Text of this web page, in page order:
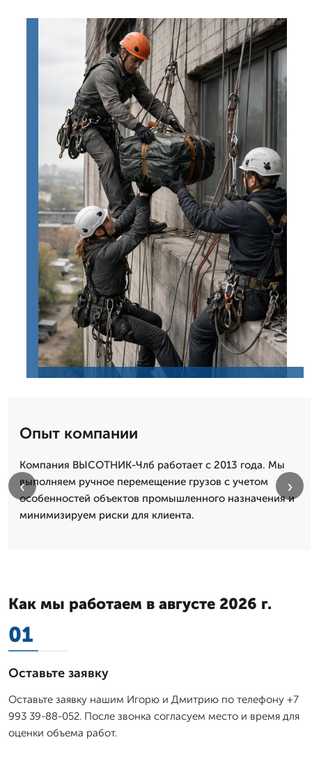
Опыт компании
Компания ВЫСОТНИК-Члб работает с 2013 года. Мы
выполняем ручное перемещение грузов с учетом
особенностей объектов промышленного назначения и
минимизируем риски для клиента.
‹ ›
Как мы работаем в августе 2026 г.
01
Оставьте заявку
Оставьте заявку нашим Игорю и Дмитрию по телефону +7
993 39-88-052. После звонка согласуем место и время для
оценки объема работ.